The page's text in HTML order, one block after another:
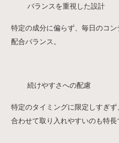
バランスを重視した設計
特定の成分に偏らず、毎日のコ
配合バランス。
続けやすさへの配慮
特定のタイミングに限定しすぎ
合わせて取り入れやすいのも特長